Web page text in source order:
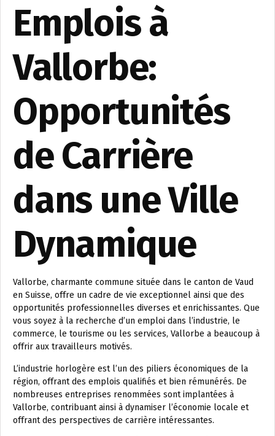
Emplois à
Vallorbe:
Opportunités
de Carrière
dans une Ville
Dynamique
Vallorbe, charmante commune située dans le canton de Vaud
en Suisse, offre un cadre de vie exceptionnel ainsi que des
opportunités professionnelles diverses et enrichissantes. Que
vous soyez à la recherche d’un emploi dans l’industrie, le
commerce, le tourisme ou les services, Vallorbe a beaucoup à
offrir aux travailleurs motivés.
L’industrie horlogère est l’un des piliers économiques de la
région, offrant des emplois qualifiés et bien rémunérés. De
nombreuses entreprises renommées sont implantées à
Vallorbe, contribuant ainsi à dynamiser l’économie locale et
offrant des perspectives de carrière intéressantes.